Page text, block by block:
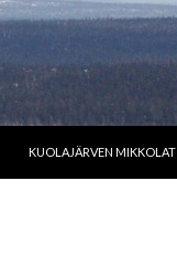
KUOLAJÄRVEN MIKKOLAT